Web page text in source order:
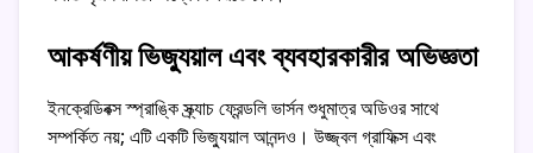
আকর্ষণীয় ভিজ্যুয়াল এবং ব্যবহারকারীর অভিজ্ঞতা
ইনক্রেডিবক্স স্প্রাঙ্কি স্ক্র্যাচ ফ্রেন্ডলি ভার্সন শুধুমাত্র অডিওর সাথে
সম্পর্কিত নয়; এটি একটি ভিজ্যুয়াল আনন্দও। উজ্জ্বল গ্রাফিক্স এবং